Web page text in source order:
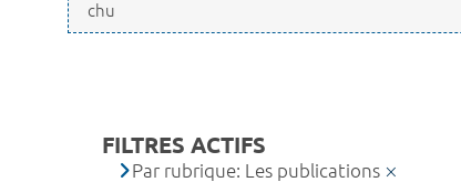
FILTRES ACTIFS
Par rubrique: Les publications